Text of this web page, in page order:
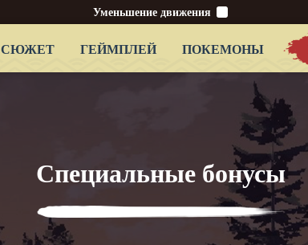
Уменьшение движения
СЮЖЕТ ГЕЙМПЛЕЙ ПОКЕМОНЫ
Специальные бонусы